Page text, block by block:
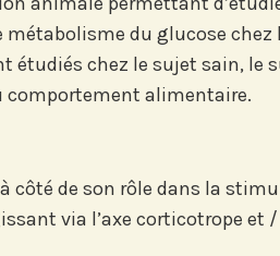
métabolisme du glucose chez
étudiés chez le sujet sain, le
comportement alimentaire.
côté de son rôle dans la
via l’axe corticotrope et
Abonnez-vous
LinkedIn